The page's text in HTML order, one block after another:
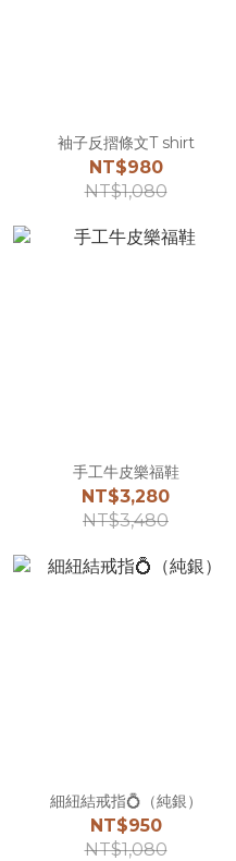
袖子反摺條文T shirt
NT$980
NT$1,080
手工牛皮樂福鞋
NT$3,280
NT$3,480
細紐結戒指💍（純銀）
NT$950
NT$1,080